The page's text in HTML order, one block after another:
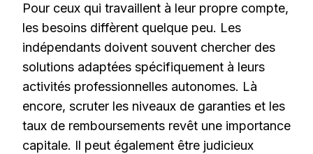
Pour ceux qui travaillent à leur propre compte,
les besoins diffèrent quelque peu. Les
indépendants doivent souvent chercher des
solutions adaptées spécifiquement à leurs
activités professionnelles autonomes. Là
encore, scruter les niveaux de garanties et les
taux de remboursements revêt une importance
capitale. Il peut également être judicieux